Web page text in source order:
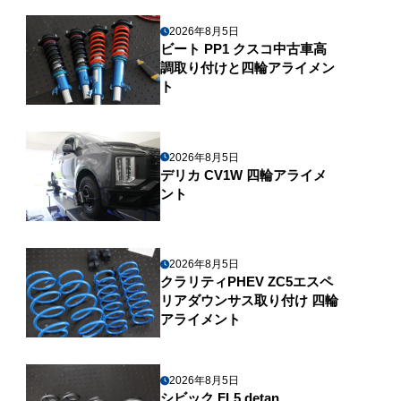
2026年8月5日
ビート PP1 クスコ中古車高
調取り付けと四輪アライメン
ト
2026年8月5日
デリカ CV1W 四輪アライメ
ント
2026年8月5日
クラリティPHEV ZC5エスペ
リアダウンサス取り付け 四輪
アライメント
2026年8月5日